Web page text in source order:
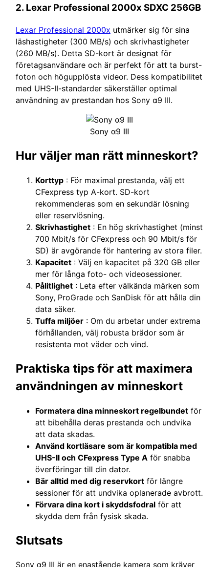
2. Lexar Professional 2000x SDXC 256GB
Lexar Professional 2000x utmärker sig för sina
läshastigheter (300 MB/s) och skrivhastigheter
(260 MB/s). Detta SD-kort är designat för
företagsanvändare och är perfekt för att ta burst-
foton och högupplösta videor. Dess kompatibilitet
med UHS-II-standarder säkerställer optimal
användning av prestandan hos Sony α9 III.
Sony α9 III
Hur väljer man rätt minneskort?
Korttyp : För maximal prestanda, välj ett
CFexpress typ A-kort. SD-kort
rekommenderas som en sekundär lösning
eller reservlösning.
Skrivhastighet : En hög skrivhastighet (minst
700 Mbit/s för CFexpress och 90 Mbit/s för
SD) är avgörande för hantering av stora filer.
Kapacitet : Välj en kapacitet på 320 GB eller
mer för långa foto- och videosessioner.
Pålitlighet : Leta efter välkända märken som
Sony, ProGrade och SanDisk för att hålla din
data säker.
Tuffa miljöer : Om du arbetar under extrema
förhållanden, välj robusta brädor som är
resistenta mot väder och vind.
Praktiska tips för att maximera
användningen av minneskort
Formatera dina minneskort regelbundet för
att bibehålla deras prestanda och undvika
att data skadas.
Använd kortläsare som är kompatibla med
UHS-II och CFexpress Type A för snabba
överföringar till din dator.
Bär alltid med dig reservkort för längre
sessioner för att undvika oplanerade avbrott.
Förvara dina kort i skyddsfodral för att
skydda dem från fysisk skada.
Slutsats
Sony α9 III är en enastående kamera som kräver